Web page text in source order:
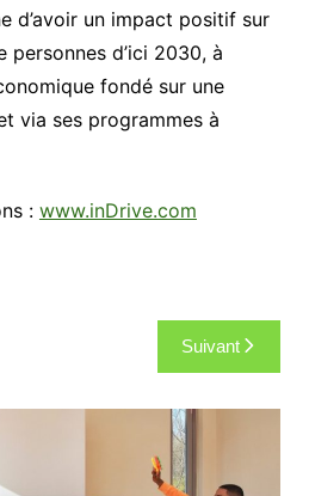
d’avoir un impact positif sur
personnes d’ici 2030, à
fondé sur une
via ses programmes à
: www.inDrive.com
Suivant